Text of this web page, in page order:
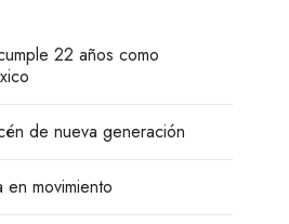
22 años como
de nueva generación
movimiento